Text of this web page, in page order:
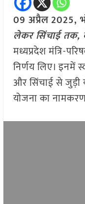
09 अप्रैल2025,
लेकर सिंचाई
मध्यप्रदेश मंत्रि-
निर्णय लिए। इनमें
और सिंचाई से जुड़ी
योजना का